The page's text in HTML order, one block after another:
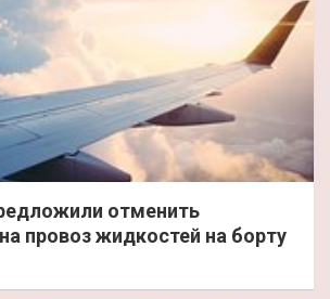
отменить
провоз жидкостей на борту